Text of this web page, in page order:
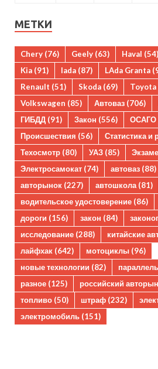
МЕТКИ
Chery (76) Geely (63) Haval (54)
Kia (91) lada (87) LAda Granta
Renault (51) Skoda (69) Toyota
Volkswagen (85) Автоваз (706)
ГИБДД (91) Закон (556) ОСАГО
Происшествия (56) Статистика и
Техосмотр (80) УАЗ (85)
Электросамокат (74) автоваз (88)
авторынок (227) автошкола(81)
водительское удостоверение (86)
дороги (156) закон (84)
исследование (288) китайские
лайфхак (642) мотоциклы (96)
новые технологии (82)
разное (125) российский
топливо (50) штраф (232)
электромобиль (151)